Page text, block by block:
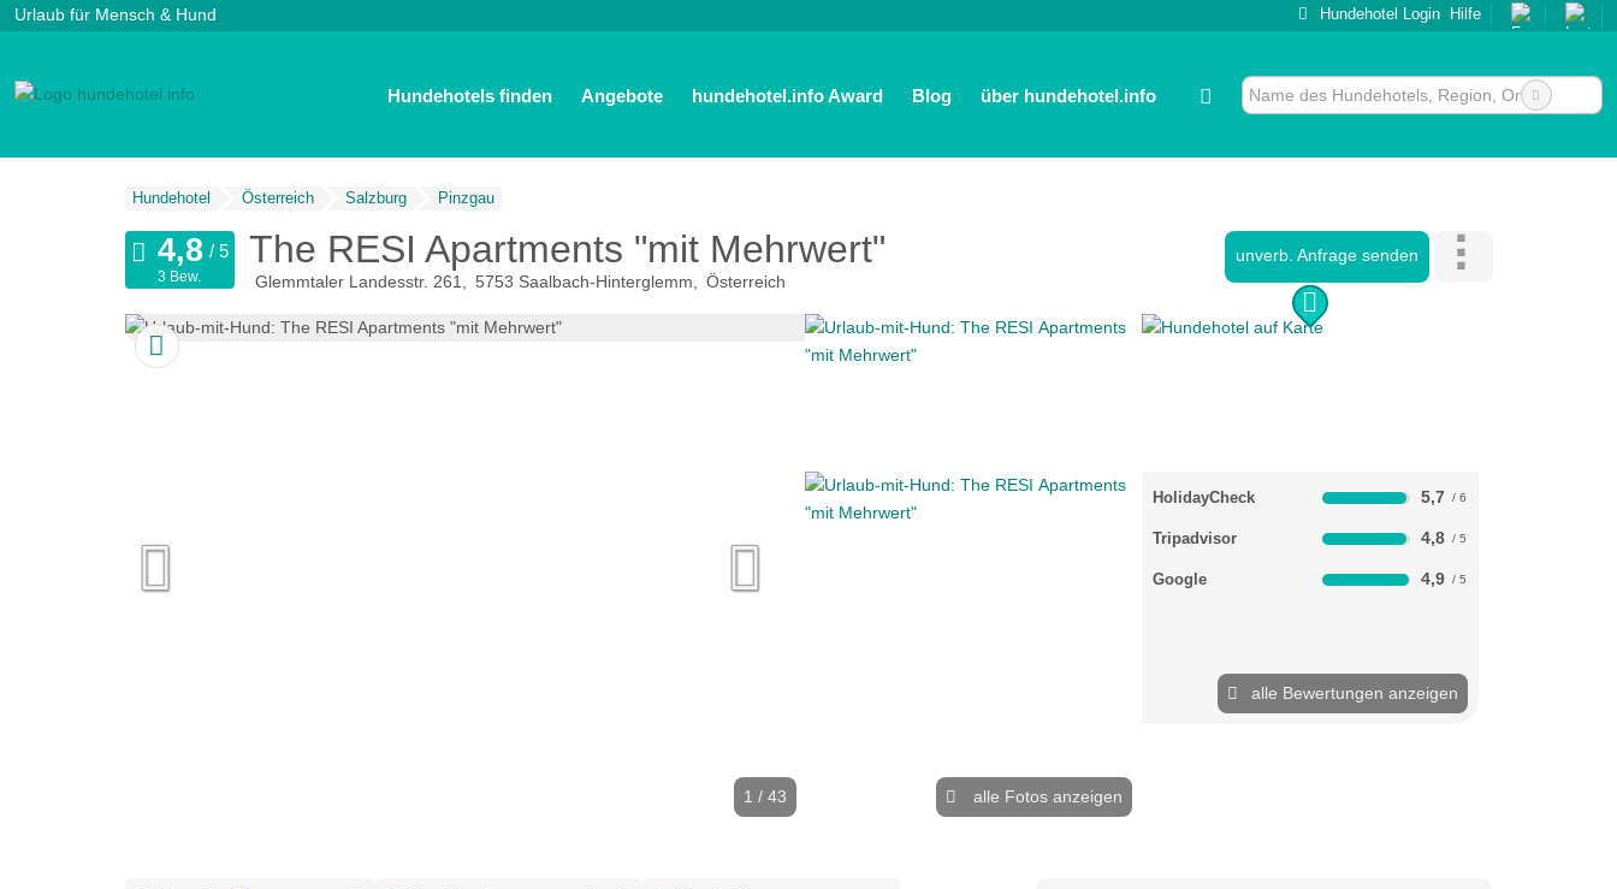
Urlaub für Mensch & Hund Hundehotel Login Hilfe
Hundehotels finden Angebote hundehotel.info Award Blog über hundehotel.info
Hundehotel Österreich Salzburg Pinzgau
The RESI Apartments "mit Mehrwert"
Glemmtaler Landesstr. 261 5753 Saalbach-Hinterglemm Österreich
unverb. Anfrage senden
3 Bew.
1 / 43 alle Fotos anzeigen
HolidayCheck 5,7
Tripadvisor 4,8
Google 4,9
alle Bewertungen anzeigen